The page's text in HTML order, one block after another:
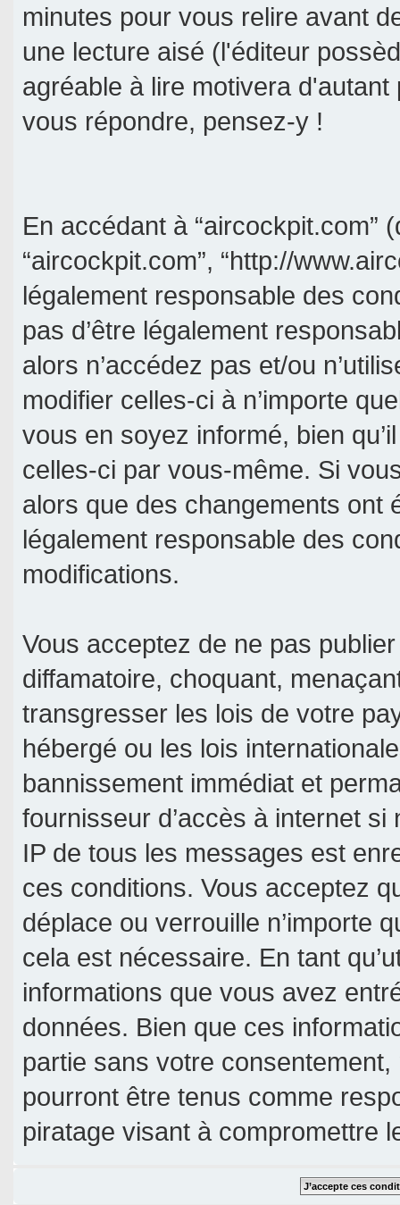
minutes pour vous relire avant
une lecture aisé (l'éditeur
agréable à lire motivera
vous répondre, pensez-y !
En accédant à “aircockpit.com”
“aircockpit.com”, “http://
légalement responsable des
pas d’être légalement
alors n’accédez pas et/ou
modifier celles-ci à n’importe
vous en soyez informé, bien
celles-ci par vous-même. Si
alors que des changements ont
légalement responsable des
modifications.
Vous acceptez de ne pas
diffamatoire, choquant,
transgresser les lois de votre
hébergé ou les lois
bannissement immédiat et
fournisseur d’accès à internet
IP de tous les messages est
ces conditions. Vous acceptez
déplace ou verrouille n’importe
cela est nécessaire. En tant
informations que vous avez
données. Bien que ces
partie sans votre consentement,
pourront être tenus comme
piratage visant à compromettre